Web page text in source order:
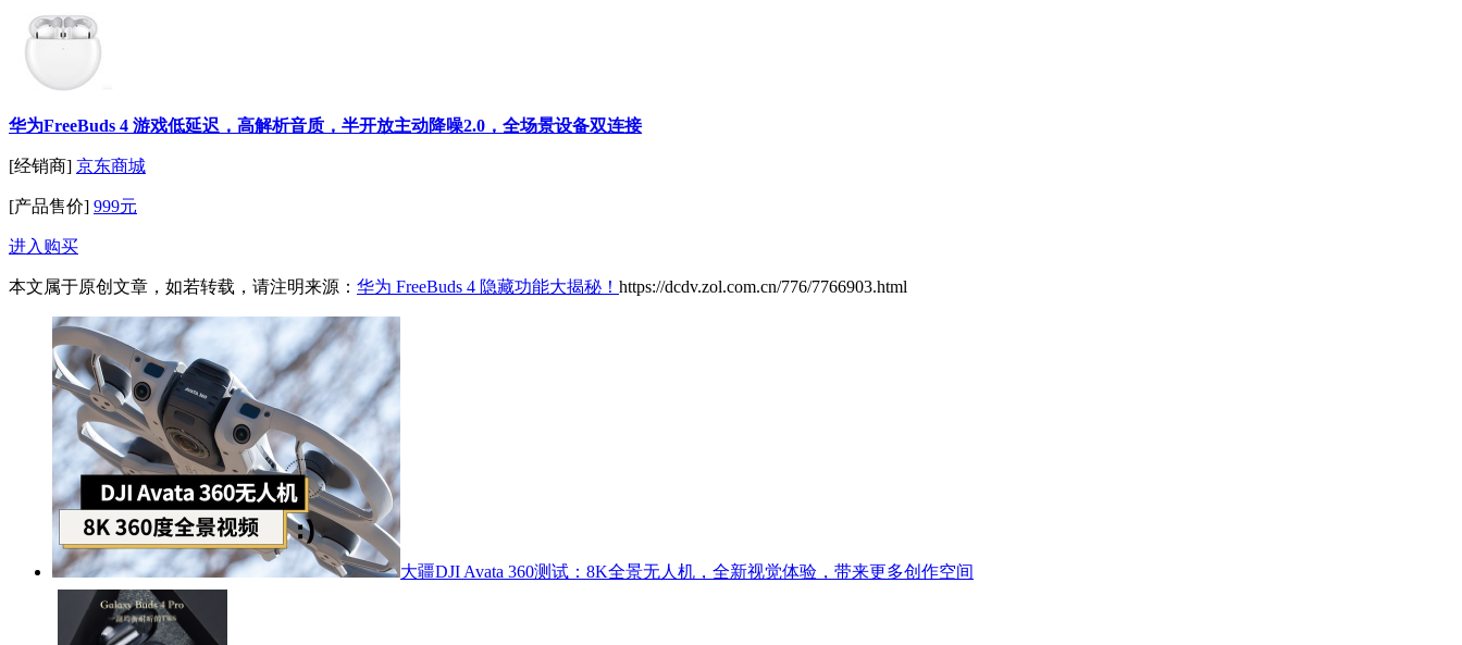
华为FreeBuds 4 游戏低延迟，高解析音质，半开放主动降噪2.0，全场景设备双连接
[经销商] 京东商城
[产品售价] 999元
进入购买
本文属于原创文章，如若转载，请注明来源： 华为 FreeBuds 4 隐藏功能大揭秘！ https://dcdv.zol.com.cn/776/7766903.html
大疆DJI Avata 360测试：8K全景无人机，全新视觉体验，带来更多创作空间